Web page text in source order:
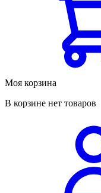
Моя корзина
В корзине нет товаров